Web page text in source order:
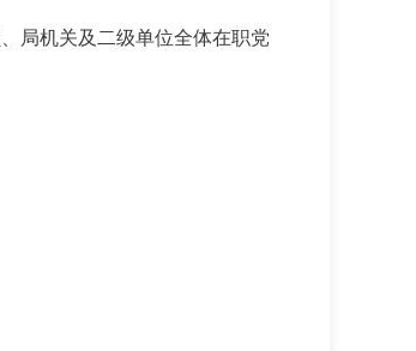
局机关及二级单位全体在职党